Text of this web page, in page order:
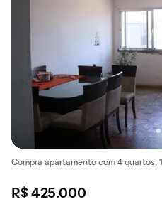
Compra apartamento com 4 quartos,
R$ 425.000